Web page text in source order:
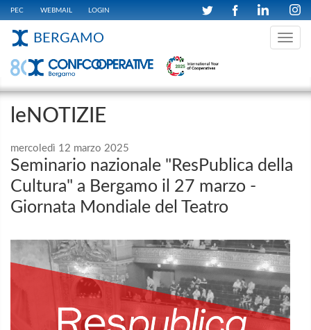
PEC WEBMAIL LOGIN
Toggle
BERGAMO
leNOTIZIE
mercoledì 12 marzo 2025
Seminario nazionale "ResPublica della
Cultura" a Bergamo il 27 marzo -
Giornata Mondiale del Teatro